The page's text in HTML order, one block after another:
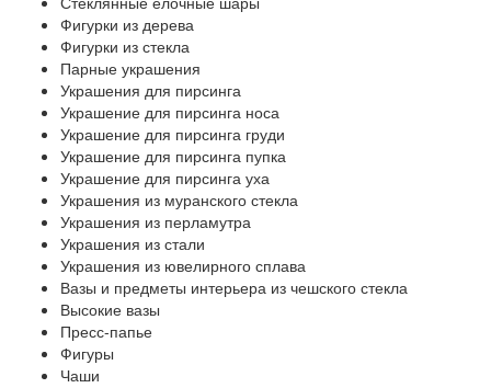
Фигурки из дерева
Фигурки из стекла
Парные украшения
Украшения для пирсинга
Украшение для пирсинга носа
Украшение для пирсинга груди
Украшение для пирсинга пупка
Украшение для пирсинга уха
Украшения из муранского стекла
Украшения из перламутра
Украшения из стали
Украшения из ювелирного сплава
Вазы и предметы интерьера из чешского стекла
Высокие вазы
Пресс-папье
Фигуры
Чаши